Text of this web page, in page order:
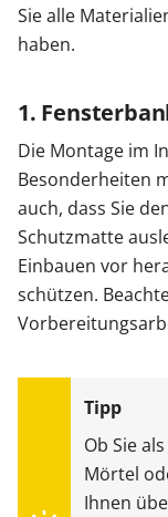
Sie alle
haben.
1.
Die Montage im
Besonderheiten
auch, dass Sie
Schutzmatte
Einbauen vor
schützen.
Ob Sie
Mörtel
Ihnen